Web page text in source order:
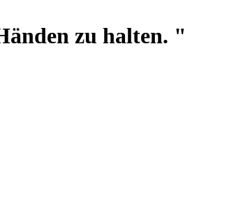
zu halten. "